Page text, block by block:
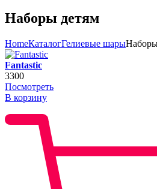
Наборы детям
HomeКаталогГелиевые шары
Fantastic
3300
Посмотреть
В корзину